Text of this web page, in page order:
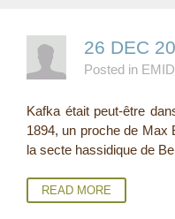
26 DEC
Posted in
Kafka était peut-être
1894, un proche de Max
la secte hassidique de
READ MORE